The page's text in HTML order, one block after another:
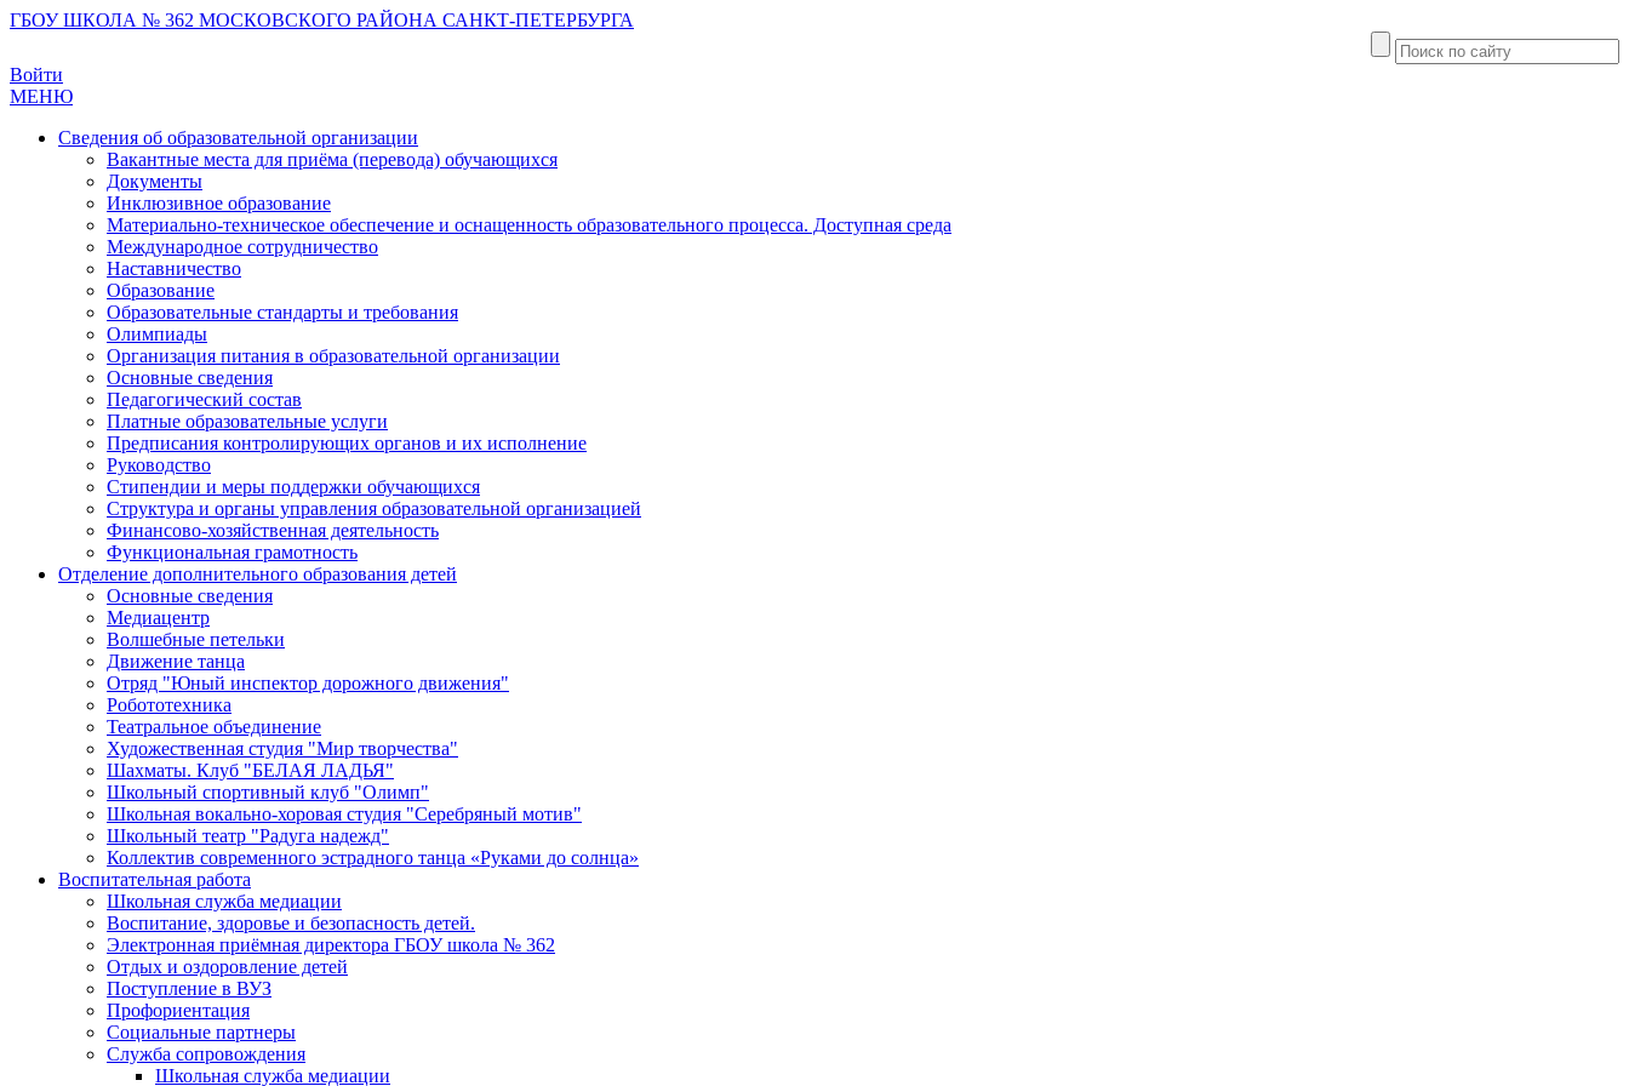
ГБОУ ШКОЛА № 362 МОСКОВСКОГО РАЙОНА САНКТ-ПЕТЕРБУРГА
Войти
МЕНЮ
Сведения об образовательной организации
Вакантные места для приёма (перевода) обучающихся
Документы
Инклюзивное образование
Материально-техническое обеспечение и оснащенность образовательного процесса. Доступная среда
Международное сотрудничество
Наставничество
Образование
Образовательные стандарты и требования
Олимпиады
Организация питания в образовательной организации
Основные сведения
Педагогический состав
Платные образовательные услуги
Предписания контролирующих органов и их исполнение
Руководство
Стипендии и меры поддержки обучающихся
Структура и органы управления образовательной организацией
Финансово-хозяйственная деятельность
Функциональная грамотность
Отделение дополнительного образования детей
Основные сведения
Медиацентр
Волшебные петельки
Движение танца
Отряд "Юный инспектор дорожного движения"
Робототехника
Театральное объединение
Художественная студия "Мир творчества"
Шахматы. Клуб "БЕЛАЯ ЛАДЬЯ"
Школьный спортивный клуб "Олимп"
Школьная вокально-хоровая студия "Серебряный мотив"
Школьный театр "Радуга надежд"
Коллектив современного эстрадного танца «Руками до солнца»
Воспитательная работа
Школьная служба медиации
Воспитание, здоровье и безопасность детей.
Электронная приёмная директора ГБОУ школа № 362
Отдых и оздоровление детей
Поступление в ВУЗ
Профориентация
Социальные партнеры
Служба сопровождения
Школьная служба медиации